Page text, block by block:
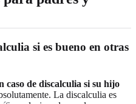
si es bueno en otras
caso de discalculia si su hijo
La discalculia es